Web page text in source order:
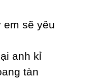
em sẽ уêu
anh kỉ
tàn